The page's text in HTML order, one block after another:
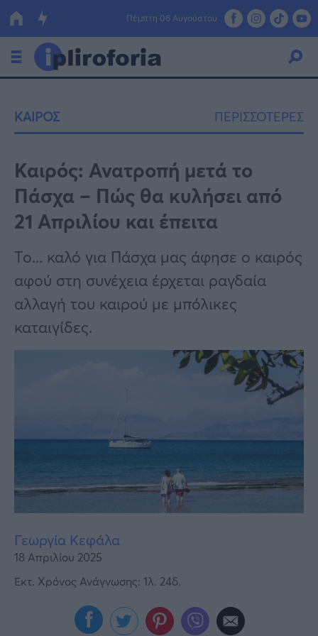
Πέμπτη 06 Αυγούστου
Οικονομία
Πολιτική
Τράπεζες
Επιδοτήσεις
ΕΣΠΑ
Κόσμος
Lifestyle
Αθλητικά
Υγεία
Γυναίκα
ΚΑΙΡΟΣ ΠΕΡΙΣΣΟΤΕΡΕΣ
Καιρός: Ανατροπή μετά το
Πάσχα – Πώς θα κυλήσει από
21 Απριλίου και έπειτα
Το... καλό για Πάσχα μας άφησε ο καιρός
αφού στη συνέχεια έρχεται ραγδαία
αλλαγή του καιρού με μπόλικες
καταιγίδες.
Γεωργία Κεφάλα
18 Απριλίου 2025
Εκτ. Χρόνος Ανάγνωσης: 1λ. 24δ.